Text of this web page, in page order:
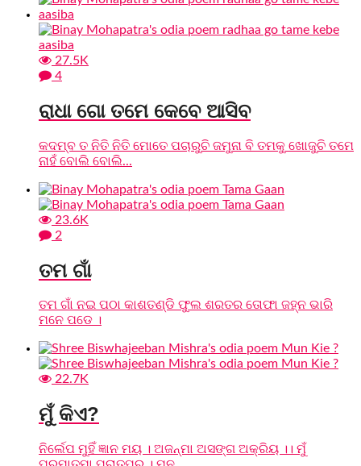
27.5K
4
ରାଧା ଗୋ ତମେ କେବେ ଆସିବ
କଦମ୍ବ ତ ନିତି ନିତି ମୋତେ ପଚାରୁଚି ଜମୁନା ବି ତମକୁ ଖୋଜୁଚି ତମେ
ନାହଁ ବୋଲି ବୋଲି...
23.6K
2
ତମ ଗାଁ
ତମ ଗାଁ ନଇ ପଠା କାଶତଣ୍ଡି ଫୁଲ ଶରତର ତୋଫା ଜହ୍ନ ଭାରି
ମନେ ପଡେ ।
22.7K
ମୁଁ କିଏ?
ନିର୍ଲେପ ମୁହିଁ ଜ୍ଞାନ ମୟ । ଅଜନ୍ମା ଅସଙ୍ଗ ଅକ୍ରିୟ ।। ମୁଁ